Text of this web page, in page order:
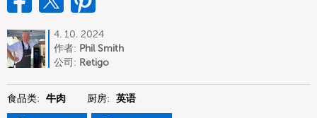
4. 10. 2024
作者: Phil Smith
公司: Retigo
食品类: 牛肉 厨房: 英语